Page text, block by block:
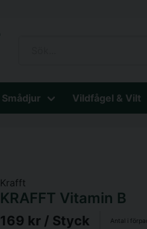
Smådjur Vildfågel & Vilt
Krafft
KRAFFT Vitamin B
169 kr / Styck Antal i